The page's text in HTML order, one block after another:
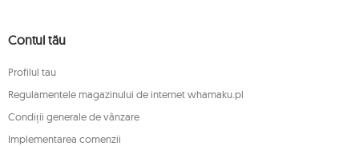
Contul tău
Profilul tau
Regulamentele magazinului de internet whamaku.pl
Condiții generale de vânzare
Implementarea comenzii